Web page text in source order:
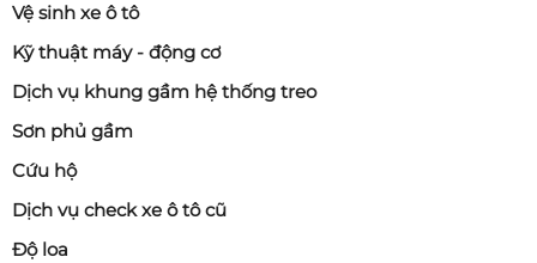
Vệ sinh xe ô tô
Kỹ thuật máy - động cơ
Dịch vụ khung gầm hệ thống treo
Sơn phủ gầm
Cứu hộ
Dịch vụ check xe ô tô cũ
Độ loa